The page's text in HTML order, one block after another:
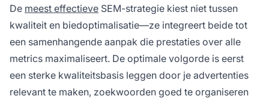
De meest effectieve SEM-strategie kiest niet tussen
kwaliteit en biedoptimalisatie—ze integreert beide tot
een samenhangende aanpak die prestaties over alle
metrics maximaliseert. De optimale volgorde is eerst
een sterke kwaliteitsbasis leggen door je advertenties
relevant te maken, zoekwoorden goed te organiseren